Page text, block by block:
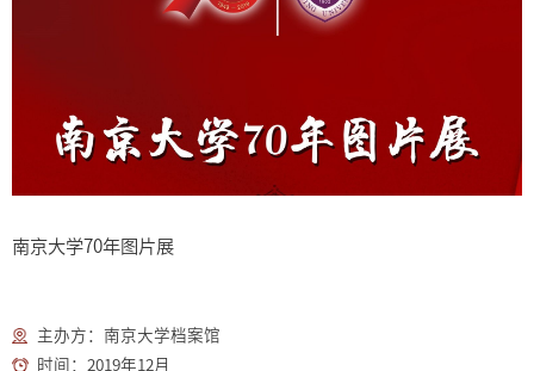
南京大学70年图片展
主办方：南京大学档案馆
时间：2019年12月